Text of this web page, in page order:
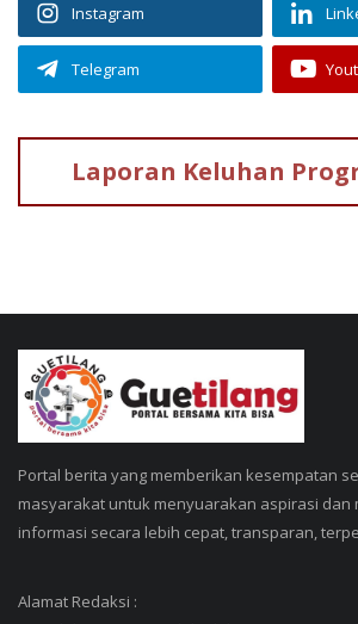
Instagram
Telegram
Laporan Keluhan
Portal berita yang memberikan kesempatan
masyarakat untuk menyuarakan aspirasi dan
informasi secara lebih cepat, transparan,
Alamat Redaksi :